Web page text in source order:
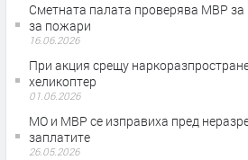
Сметната палата проверява МВР за
за пожари
16.06.2026
При акция срещу
хеликоптер
01.06.2026
МО и МВР се изправиха пред
заплатите
26.05.2026